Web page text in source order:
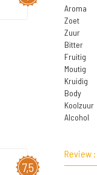
Aroma
Zoet
Zuur
Bitter
Fruitig
Moutig
Kruidig
Body
Koolzuur
Alcohol
7,5
Review :